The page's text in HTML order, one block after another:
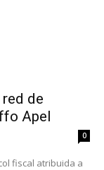
de
Apel
0
fiscal atribuida a